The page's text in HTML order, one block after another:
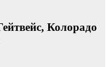
Колорадо